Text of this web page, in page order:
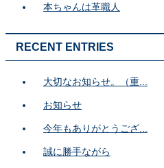
本ちゃんは革職人
RECENT ENTRIES
大切なお知らせ。（重...
お知らせ
今年もありがとうござ...
誠に勝手ながら